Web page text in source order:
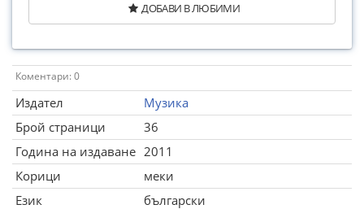
ДОБАВИ В ЛЮБИМИ
Коментари: 0
Издател
Музика
Брой страници
36
Година на издаване 2011
Корици
меки
Език
български